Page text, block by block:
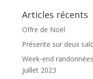
Articles récents
Offre de Noël
Présente sur deux
Week-end
juillet 2023